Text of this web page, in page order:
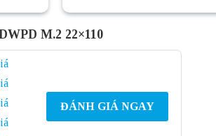
M.2 22×110
ĐÁNH GIÁ NGAY